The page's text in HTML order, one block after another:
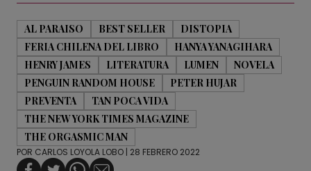
AL PARAISO BEST SELLER
DISTOPIA
FERIA CHILENA DEL LIBRO
HANYA YANAGIHARA
HENRY JAMES
LITERATURA LUMEN
NOVELA
PENGUIN RANDOM HOUSE
PETER HUJAR
PREVENTA
TAN POCA VIDA
THE NEW YORK TIMES MAGAZINE
THE ORGASMIC MAN
POR CARLOS LOYOLA LOBO | 28 FEBRERO 2022